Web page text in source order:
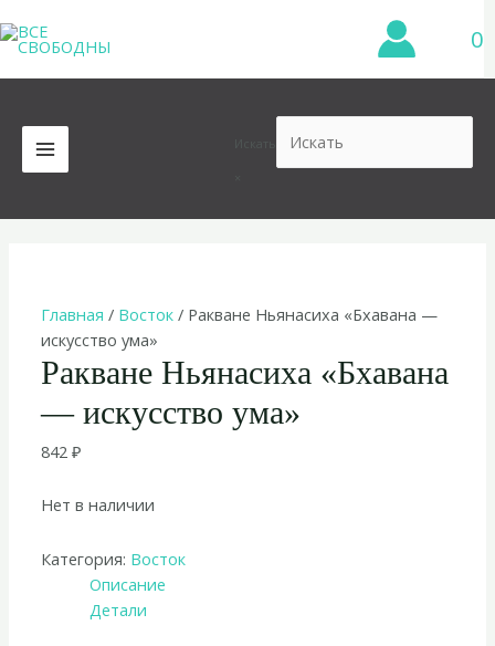
к
содержимому
0
MAIN
MENU
Главная / Восток / Ракване Ньянасиха «Бхавана —
искусство ума»
Ракване Ньянасиха «Бхавана
— искусство ума»
842₽
Нет в наличии
Категория: Восток
Описание
Детали